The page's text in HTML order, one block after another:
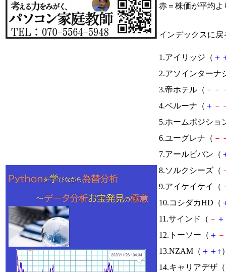
赤＝株価が平均
インデックスに戻
1.アイリッジ（ ＋
2.アソインターナ
3.帝ホテル（ － －
4.ベルーナ（ ＋ －
5.ホームポジショ
6.ユーグレナ（ －
7.アールビバン（
8.ソルクシーズ（
9.アイケイケイ（
10.コシダカHD（
11.サインド（ － ＋
12.トーソー（ ＋ －
13.NZAM（ ＋ ＋ ↑
14.キャリアデザ（